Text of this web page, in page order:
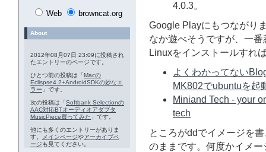
4.0.3。
Google Playにもつながり
なか遊べそうですが、一
Linuxをインストールすれ
よくわかってない
MK802でubuntuを起
Miniand Tech - your
tech
ところがddでイメージを
のままです。何度かイメ
Web browncat.org
About
2012年08月07日 23:09に投稿され
たエントリーのページです。
ひとつ前の投稿は「Macの
Eclispse4.2+AndroidSDKの妙なエ
ラー 」です。
次の投稿は「Softbank Selectionの
AAC対応BTオーディオアダプタ
MusicPiece買ってみた 」です。
他にも多くのエントリーがありま
す。
メインページやアーカイブペ
ージ も見てください。